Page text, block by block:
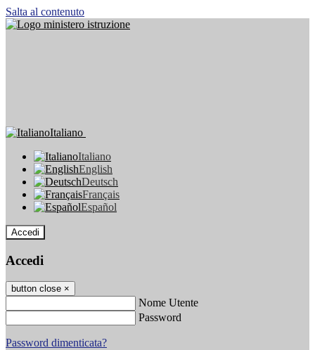
Salta al contenuto
Italiano
Italiano
English
Deutsch
Français
Español
Accedi
Accedi
button close ×
Nome Utente
Password
Password dimenticata?